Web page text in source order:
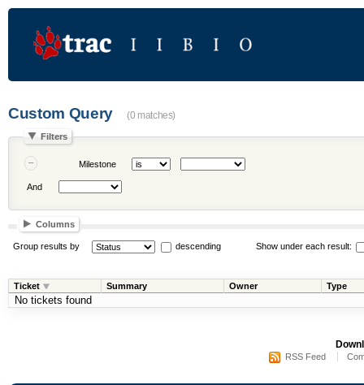
Custom Query (0 matches)
Filters
Milestone
And
Columns
Group results by descending Show under each result:
Ticket Summary Owner Type
No tickets found
RSS Feed